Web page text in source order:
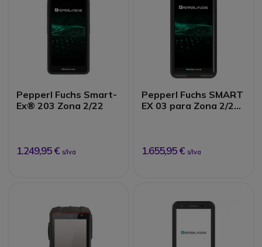
Pepperl Fuchs Smart-
Ex® 203 Zona 2/22
1.249,95 € s/Iva
Pepperl Fuchs SMART
EX 03 para Zona 2/22
1.655,95 € s/Iva